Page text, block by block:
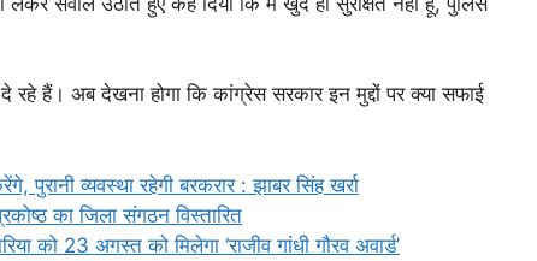
रहे हैं। अब देखना होगा कि कांग्रेस सरकार इन मुद्दों पर क्या सफाई
पुरानी व्यवस्था रहेगी बरकरार : झाबर सिंह खर्रा
का जिला संगठन विस्तारित
को 23 अगस्त को मिलेगा ‘राजीव गांधी गौरव अवार्ड’